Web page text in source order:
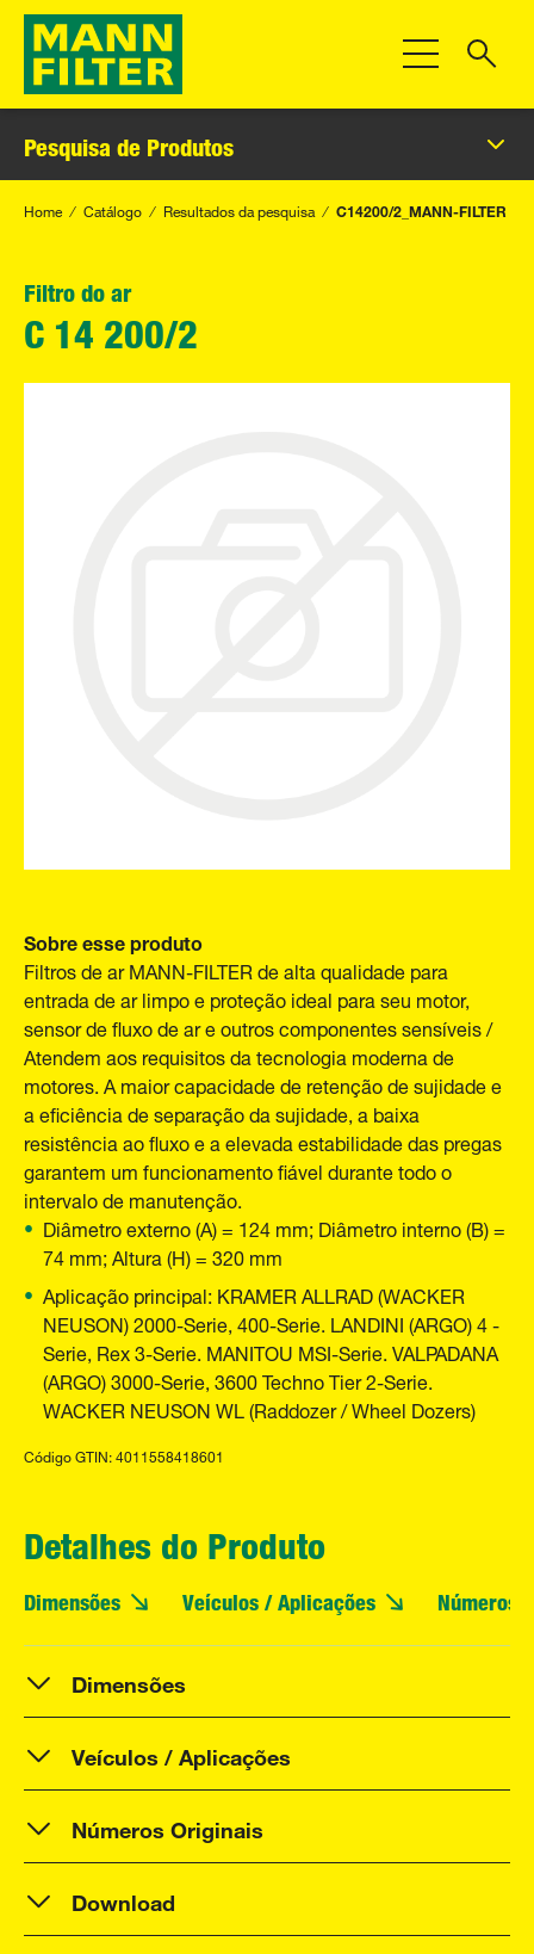
Alternar
Pesquisa de Produtos
Home Catálogo Resultados da pesquisa C14200/2_MANN-FILTER
Filtro do ar
C 14 200/2
Sobre esse produto
Filtros de ar MANN-FILTER de alta qualidade para
entrada de ar limpo e proteção ideal para seu motor,
sensor de fluxo de ar e outros componentes sensíveis /
Atendem aos requisitos da tecnologia moderna de
motores. A maior capacidade de retenção de sujidade e
a eficiência de separação da sujidade, a baixa
resistência ao fluxo e a elevada estabilidade das pregas
garantem um funcionamento fiável durante todo o
intervalo de manutenção.
Diâmetro externo (A) = 124 mm; Diâmetro interno (B) =
74 mm; Altura (H) = 320 mm
Aplicação principal: KRAMER ALLRAD (WACKER
NEUSON) 2000-Serie, 400-Serie. LANDINI (ARGO) 4 -
Serie, Rex 3-Serie. MANITOU MSI-Serie. VALPADANA
(ARGO) 3000-Serie, 3600 Techno Tier 2-Serie.
WACKER NEUSON WL (Raddozer / Wheel Dozers)
Código GTIN: 4011558418601
Detalhes do Produto
Dimensões Veículos / Aplicações Números
Dimensões
Veículos / Aplicações
Números Originais
Download